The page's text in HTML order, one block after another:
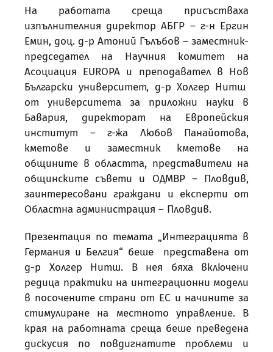
На работата среща присъстваха
изпълнителния директор АБГР – г-н Ергин
Емин, доц. д-р Атоний Гълъбов – заместник-
председател на Научния комитет на
Асоциация EUROPA и преподавател в Нов
Български университет, д-р Холгер Нитш
от университета за приложни науки в
Бавария, директорат на Европейския
институт – г-жа Любов Панайотова,
кметове и заместник кметове на
общините в областта, представители на
общинските съвети и ОДМВР – Пловдив,
заинтересовани граждани и експерти от
Областна администрация – Пловдив.
Презентация по темата „Интеграцията в
Германия и Белгия“ беше представена от
д-р Холгер Нитш. В нея бяха включени
редица практики на интеграционни модели
в посочените страни от ЕС и начините за
стимулиране на местното управление. В
края на работната среща беше преведена
дискусия по повдигнатите проблеми и